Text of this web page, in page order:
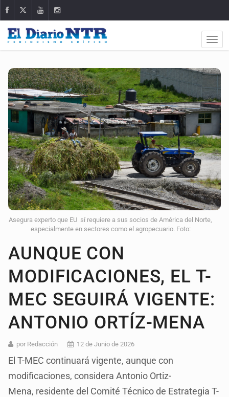
Asegura experto que EU sí requiere a sus socios de América del Norte,
especialmente en sectores como el agropecuario. Foto:
AUNQUE CON
MODIFICACIONES, EL T-
MEC SEGUIRÁ VIGENTE:
ANTONIO ORTÍZ-MENA
por Redacción 12 de Junio de 2026
El T-MEC continuará vigente, aunque con
modificaciones, considera Antonio Ortiz-
Mena, residente del Comité Técnico de Estrategia T-